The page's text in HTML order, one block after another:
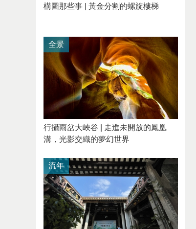
構圖那些事 | 黃金分割的螺旋樓梯
行攝雨岔大峽谷 | 走進未開放的鳳凰
溝，光影交織的夢幻世界
全景
流年